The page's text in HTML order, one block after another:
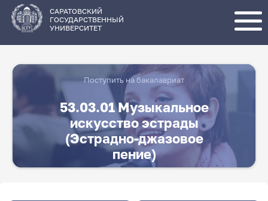
основному
содержанию
САРАТОВСКИЙ
ГОСУДАРСТВЕННЫЙ
УНИВЕРСИТЕТ
Поступить на бакалавриат
53.03.01 Музыкальное
искусство эстрады
(Эстрадно-джазовое
пение)